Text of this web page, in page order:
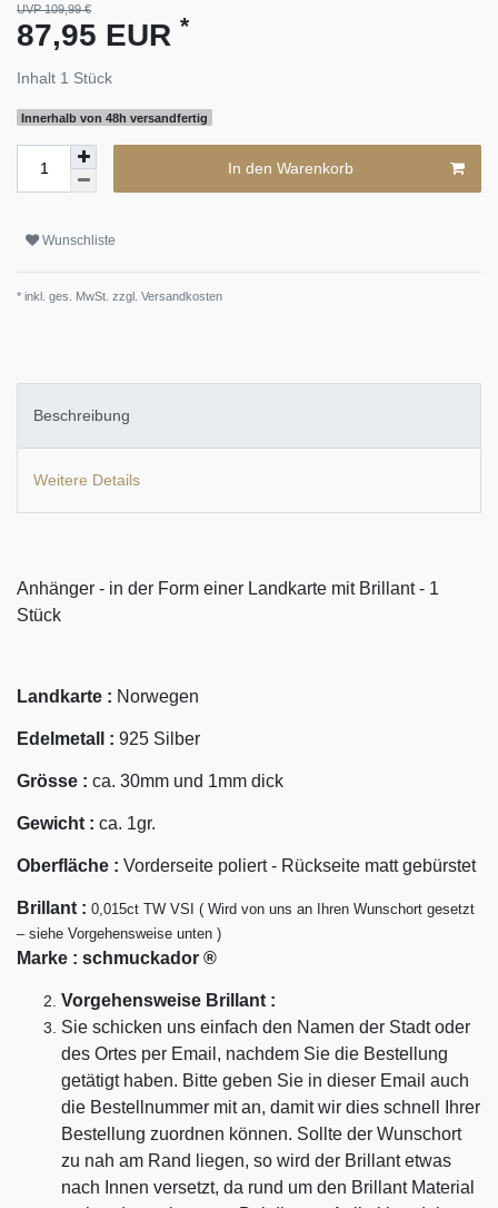
UVP 109,99 €
87,95 EUR *
Inhalt 1 Stück
Innerhalb von 48h versandfertig
In den Warenkorb
Wunschliste
* inkl. ges. MwSt. zzgl. Versandkosten
Beschreibung
Weitere Details
Anhänger - in der Form einer Landkarte mit Brillant - 1
Stück
Landkarte : Norwegen
Edelmetall : 925 Silber
Grösse : ca. 30mm und 1mm dick
Gewicht : ca. 1gr.
Oberfläche : Vorderseite poliert - Rückseite matt gebürstet
Bril lant : 0,015ct TW VSI ( Wird von uns an Ihren Wunschort gesetzt
– siehe Vorgehensweise unten )
Marke : schmuckador ®
Vorgehensweise Brillant :
Sie schicken uns einfach den Namen der Stadt oder
des Ortes per Email, nachdem Sie die Bestellung
getätigt haben. Bitte geben Sie in dieser Email auch
die Bestellnummer mit an, damit wir dies schnell Ihrer
Bestellung zuordnen können. Sollte der Wunschort
zu nah am Rand liegen, so wird der Brillant etwas
nach Innen versetzt, da rund um den Brillant Material